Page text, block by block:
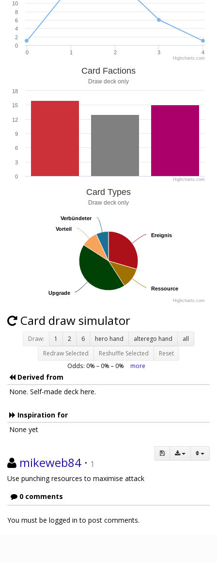
0 1 2 3 4
0
2
4
6
8
10
Highcharts.com
Card Factions
Draw deck only
0
3
6
9
12
15
18
Highcharts.com
Card Types
Draw deck only
Ereignis
Ereignis
Ressource
Ressource
Upgrade
Upgrade
Vorteil
Vorteil
Verbündeter
Verbündeter
Highcharts.com
Card draw simulator
Draw: 1 2 6 hero hand alterego hand
all
Redraw Selected
Reshuffle Selected Reset
Odds: 0% – 0% – 0% more
Derived from
None. Self-made deck here.
Inspiration for
None yet
mikeweb84 · 1
Use punching resources to maximise attack
0 comments
You must be logged in to post comments.